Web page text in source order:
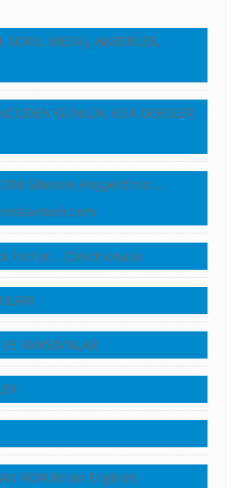
SORU, MESAJ, HABERLER,
GÜNLÜK KISA DERSLER
Sitesine Hoşgeldiniz!…
İnciler… (Devotionals)
YANSIMALAR
FORUM (in English)